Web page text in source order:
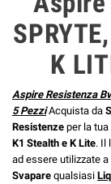
K
Aspire Resistenza
5 Pezzi Acquista da
Resistenze per la tua
K1 Stealth e K Lite. Il
ad essere utilizzate
Svapare qualsiasi